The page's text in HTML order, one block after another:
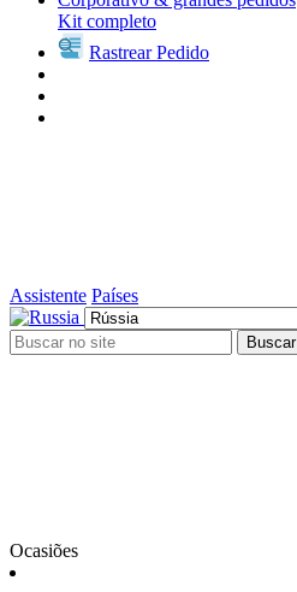
Kit completo
Rastrear Pedido
Assistente Países
Buscar
Ocasiões